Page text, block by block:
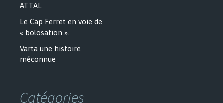
ATTAL
Le Cap Ferret en voie de
« bolosation ».
Varta une histoire
méconnue
Catégories